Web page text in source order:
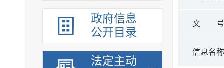
政府信息
公开目录
法定主动
文
信息名